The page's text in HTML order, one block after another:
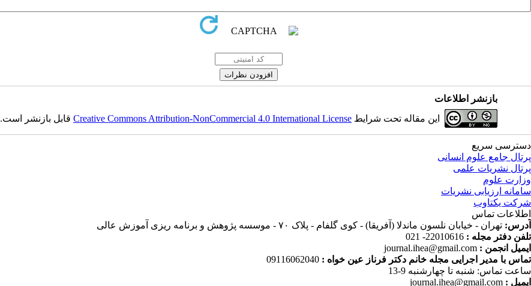
بازنشر اطلاعات
این مقاله تحت شرایط Creative Commons Attribution-NonCommercial 4.0 International Licenseقابل بازنشر است.
دسترسی سریع
پرتال جامع علوم انسانی
پرتال نشریات علمی
وزارت علوم
سامانه ارزیابی نشریات
شرکت یکتاوب
اطلاعات تماس
آدرس: تهران - خیابان نلسون ماندلا (آفریقا) - کوی گلفام - پلاک ۷۰ - موسسه پژوهش و برنامه ریزی آموزش عالی
تلفن دفتر مجله : 22010616- 021
ایمیل انجمن : journal.ihea@gmail.com
تماس با مدیر اجرایی مجله خانم دکتر فرناز عین خواه : 09116062040
ساعت تماس: شنبه تا چهارشنبه 9-13
ایمیل : journal.ihea@gmail.com